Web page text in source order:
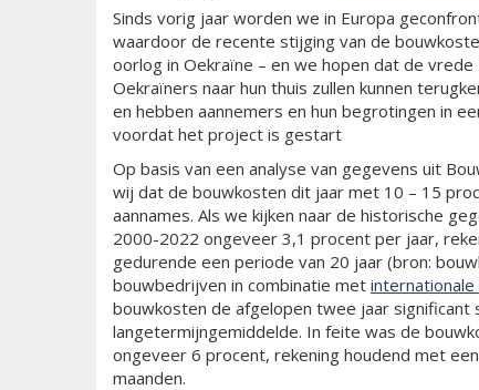
Sinds vorig jaar worden we in Europa
waardoor de recente stijging van de
oorlog in Oekraïne – en we hopen dat de
Oekraïners naar hun thuis zullen kunnen
en hebben aannemers en hun begrotingen in
voordat het project is gestart
Op basis van een analyse van gegevens uit
wij dat de bouwkosten dit jaar met 10 – 15
aannames. Als we kijken naar de historische
2000-2022 ongeveer 3,1 procent per jaar,
gedurende een periode van 20 jaar (bron:
bouwbedrijven in combinatie met
bouwkosten de afgelopen twee jaar
langetermijngemiddelde. In feite was de
ongeveer 6 procent, rekening houdend met
maanden.